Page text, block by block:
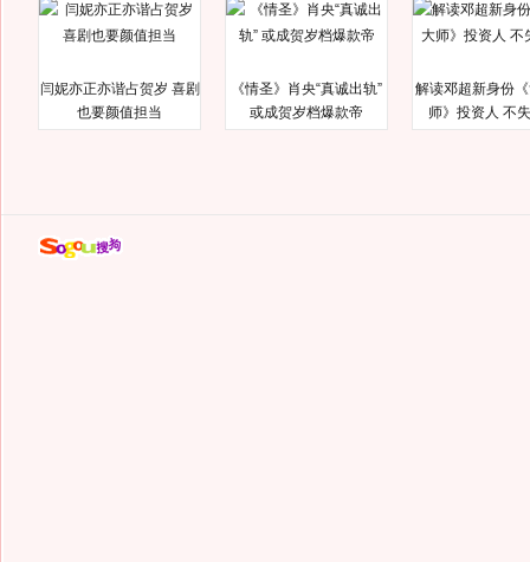
闫妮亦正亦谐占贺岁 喜剧
也要颜值担当
《情圣》肖央“真诚出轨”
或成贺岁档爆款帝
解读邓超新身份
师》投资人 不